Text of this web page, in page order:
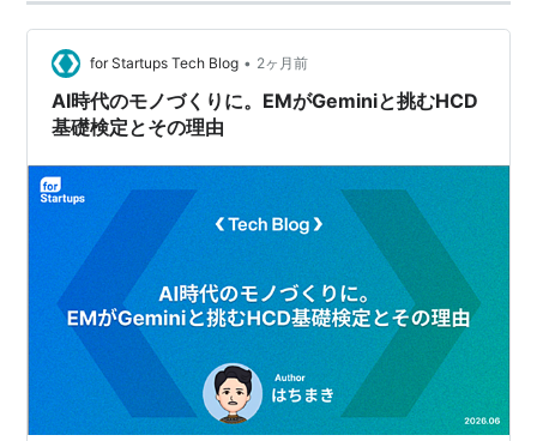
for Startups Tech Blog • 2ヶ月前
AI時代のモノづくりに。EMがGeminiと挑むHCD
基礎検定とその理由